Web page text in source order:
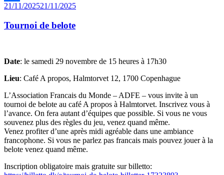
Partager
Publié
21/11/202521/11/2025
Tournoi de belote
Date: le samedi 29 novembre de 15 heures à 17h30
Lieu: Café A propos, Halmtorvet 12, 1700 Copenhague
L’Association Francais du Monde – ADFE – vous invite à un
tournoi de belote au café A propos à Halmtorvet. Inscrivez vous à
l’avance. On fera autant d’équipes que possible. Si vous ne vous
souvenez plus des règles du jeu, venez quand même.
Venez profiter d’une après midi agréable dans une ambiance
francophone. Si vous ne parlez pas francais mais pouvez jouer à la
belote venez quand même.
Inscription obligatoire mais gratuite sur billetto: